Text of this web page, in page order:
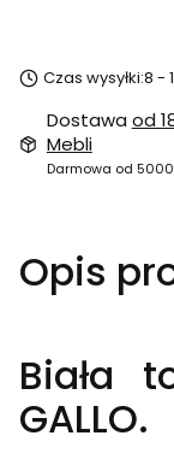
Czas wysyłki:8 -
Dostawa od
Mebli
Darmowa od 5000
Opis
Biała
GALLO.